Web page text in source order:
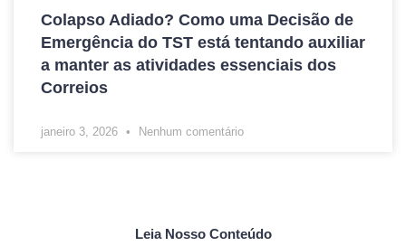
Colapso Adiado? Como uma Decisão de
Emergência do TST está tentando auxiliar
a manter as atividades essenciais dos
Correios
janeiro 3, 2026 Nenhum comentário
Leia Nosso Conteúdo